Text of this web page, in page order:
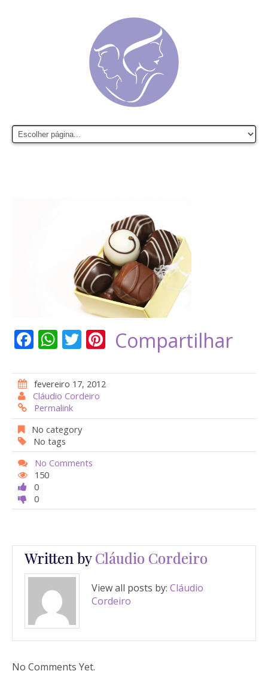
F
e
b
o
o
k
W
at
s
A
p
p
T
itt
er
Pi
er
st
Compartilhar
fevereiro 17, 2012
Cláudio Cordeiro
Permalink
No category
No tags
No Comments
150
0
0
Written byCláudio Cordeiro
View all posts by: Cláudio
Cordeiro
No Comments Yet.